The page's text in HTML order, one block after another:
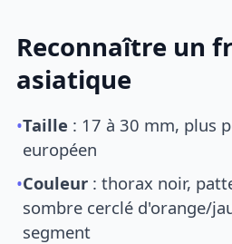
Reconnaître un
asiatique
•Taille : 17 à 30 mm, plus
européen
•Couleur : thorax noir,
sombre cerclé d'orange/
segment